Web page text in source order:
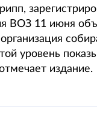
ВОЗ 11 июня
организация
уровень
издание.